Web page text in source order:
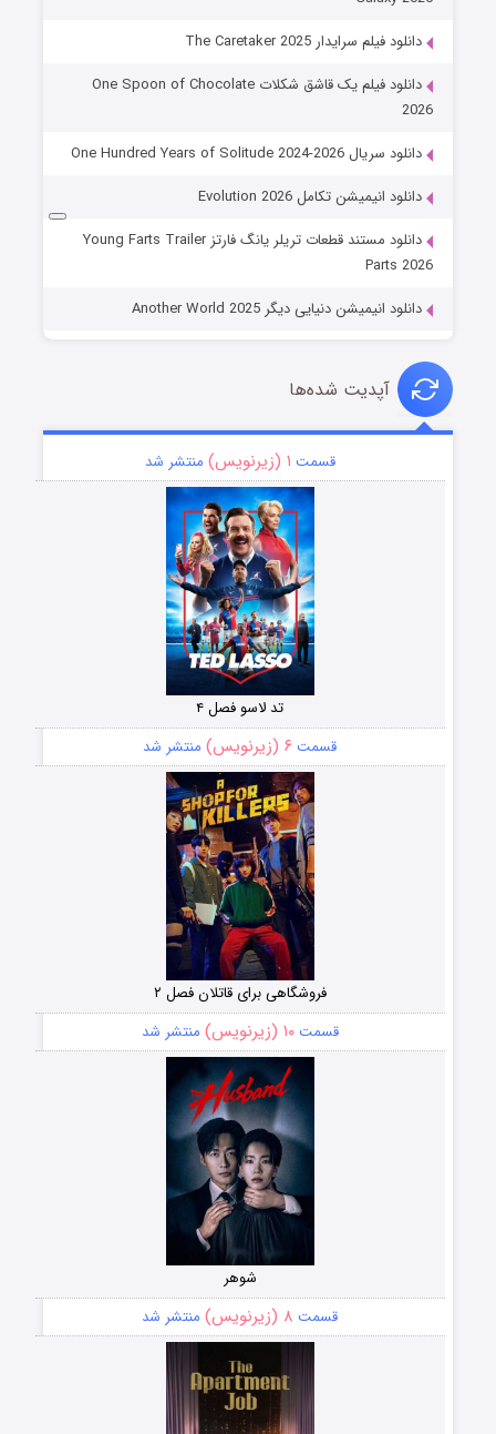
دانلود فیلم سرایدار The Caretaker 2025
دانلود فیلم یک قاشق شکلات One Spoon of Chocolate
2026
دانلود سریال One Hundred Years of Solitude 2024-2026
دانلود انیمیشن تکامل Evolution 2026
دانلود مستند قطعات تریلر یانگ فارتز Young Farts Trailer
Parts 2026
دانلود انیمیشن دنیایی دیگر Another World 2025
آپدیت شده‌ها
قسمت ۱ (زیرنویس) منتشر شد
تد لاسو فصل ۴
قسمت ۶ (زیرنویس) منتشر شد
فروشگاهی برای قاتلان فصل ۲
قسمت۱۰ (زیرنویس) منتشر شد
شوهر
قسمت ۸ (زیرنویس) منتشر شد